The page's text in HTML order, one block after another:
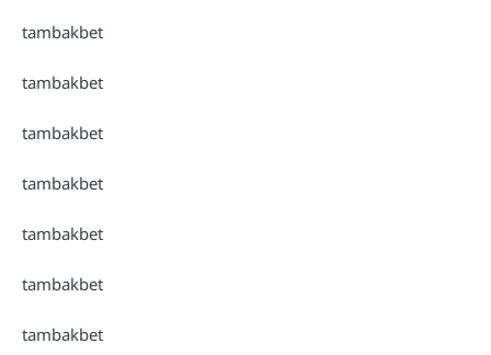
tambakbet
tambakbet
tambakbet
tambakbet
tambakbet
tambakbet
tambakbet